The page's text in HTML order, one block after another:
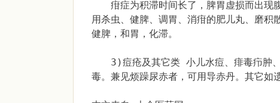
疳症为积滞时间长了，脾胃虚损而出现
用杀虫、健脾、调胃、消疳的肥儿丸、磨积
健脾，和胃，化滞。
3)痘疮及其它类 小儿水痘、痱毒疖肿、
毒。兼见烦躁尿赤者，可用导赤丹。其它如